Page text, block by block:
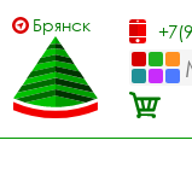
Брянск